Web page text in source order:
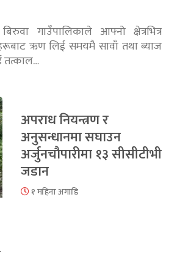
गाउँपालिकाले आफ्नो क्षेत्रभित्र
ऋण लिई समयमै सावाँ तथा ब्याज
तत्काल…
अपराध नियन्त्रण र
अनुसन्धानमा सघाउन
अर्जुनचौपारीमा १३ सीसीटीभी
जडान
१ महिना अगाडि